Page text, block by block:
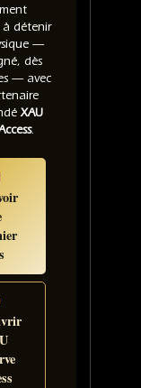
à détenir
—
dès
— avec
XAU
.